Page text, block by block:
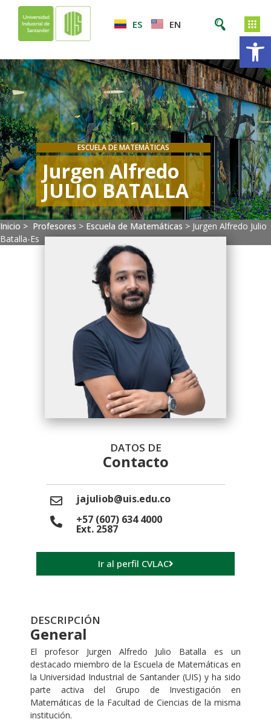
ES EN
Inicio > Profesores > Escuela de Matemáticas > Jurgen Alfredo Julio
Batalla-Es
ESCUELA DE MATEMÁTICAS
Jurgen Alfredo
JULIO BATALLA
DATOS DE
Contacto
jajuliob@uis.edu.co
+57 (607) 634 4000
Ext. 2587
Ir al perfil CVLAC
DESCRIPCIÓN
General
El profesor Jurgen Alfredo Julio Batalla es un
destacado miembro de la Escuela de Matemáticas en
la Universidad Industrial de Santander (UIS) y ha sido
parte activa del Grupo de Investigación en
Matemáticas de la Facultad de Ciencias de la misma
institución.